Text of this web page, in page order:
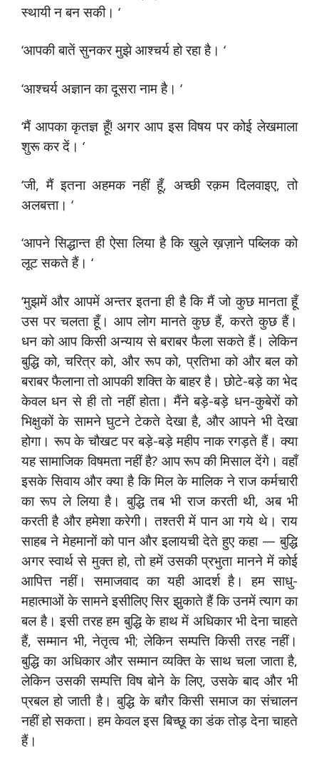
स्थायी न बन सकी। ‘
‘आपकी बातें सुनकर मुझे आश्चर्य हो रहा है। ‘
‘आश्चर्य अज्ञान का दूसरा नाम है। ‘
‘मैं आपका कृतज्ञ हूँ! अगर आप इस विषय पर कोई लेखमाला
शुरू कर दें। ‘
‘जी, मैं इतना अहमक नहीं हूँ, अच्छी रक़म दिलवाइए, तो
अलबत्ता। ‘
‘आपने सिद्धान्त ही ऐसा लिया है कि खुले ख़ज़ाने पब्लिक को
लूट सकते हैं। ‘
‘मुझमें और आपमें अन्तर इतना ही है कि मैं जो कुछ मानता हूँ
उस पर चलता हूँ। आप लोग मानते कुछ हैं, करते कुछ हैं।
धन को आप किसी अन्याय से बराबर फैला सकते हैं। लेकिन
बुद्धि को, चरित्र को, और रूप को, प्रतिभा को और बल को
बराबर फैलाना तो आपकी शक्ति के बाहर है। छोटे-बड़े का भेद
केवल धन से ही तो नहीं होता। मैंने बड़े-बड़े धन-कुबेरों को
भिक्षुकों के सामने घुटने टेकते देखा है, और आपने भी देखा
होगा। रूप के चौखट पर बड़े-बड़े महीप नाक रगड़ते हैं। क्या
यह सामाजिक विषमता नहीं है? आप रूप की मिसाल देंगे। वहाँ
इसके सिवाय और क्या है कि मिल के मालिक ने राज कर्मचारी
का रूप ले लिया है। बुद्धि तब भी राज करती थी, अब भी
करती है और हमेशा करेगी। तश्तरी में पान आ गये थे। राय
साहब ने मेहमानों को पान और इलायची देते हुए कहा — बुद्धि
अगर स्वार्थ से मुक्त हो, तो हमें उसकी प्रभुता मानने में कोई
आपित्त नहीं। समाजवाद का यही आदर्श है। हम साधु-
महात्माओं के सामने इसीलिए सिर झुकाते हैं कि उनमें त्याग का
बल है। इसी तरह हम बुद्धि के हाथ में अधिकार भी देना चाहते
हैं, सम्मान भी, नेतृत्व भी; लेकिन सम्पत्ति किसी तरह नहीं।
बुद्धि का अधिकार और सम्मान व्यक्ति के साथ चला जाता है,
लेकिन उसकी सम्पत्ति विष बोने के लिए, उसके बाद और भी
प्रबल हो जाती है। बुद्धि के बग़ैर किसी समाज का संचालन
नहीं हो सकता। हम केवल इस बिच्छू का डंक तोड़ देना चाहते
हैं।